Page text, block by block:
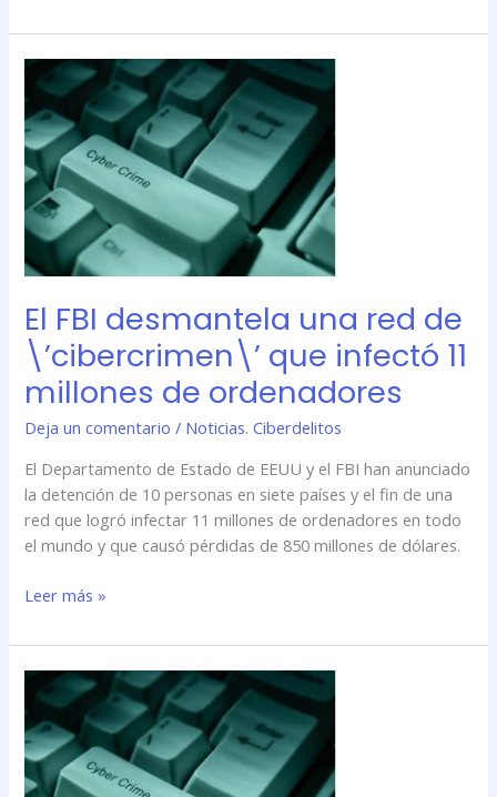
El FBI desmantela una red de
\’cibercrimen\’ que infectó 11
millones de ordenadores
Deja un comentario / Noticias. Ciberdelitos
El Departamento de Estado de EEUU y el FBI han anunciado
la detención de 10 personas en siete países y el fin de una
red que logró infectar 11 millones de ordenadores en todo
el mundo y que causó pérdidas de 850 millones de dólares.
El
FBI
desmantela
una
red
de
\’cibercrimen\’
que
infectó
millones
de
ordenadores
Leer más »
El
FBI
desmantela
una
red